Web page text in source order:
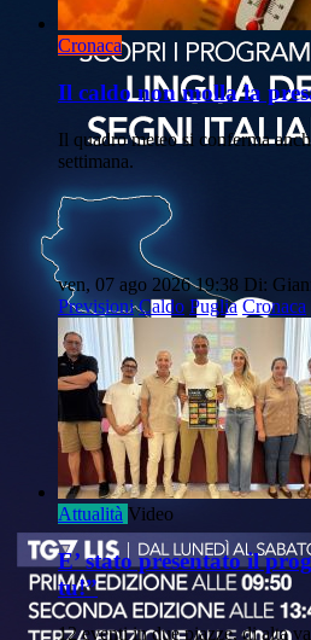
Cronaca
Il caldo non molla la
Il quadro meteo si conferma
settimana.
ven, 07 ago 2026 19:38 Di:
Previsioni Caldo Puglia Cronaca
Attualità Video
E’ stato presentato il
tu!”
12 eventi in due piazze, di alta